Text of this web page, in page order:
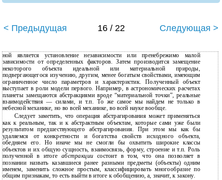
< Предыдущая 16 / 22 Следующая >
ной является установление независимости или пренебрежимо малой
зависимости от определенных факторов. Затем производится замещение
некоторого объекта идеальной или материальной природы,
подвергающегося изучению, другим, менее богатым свойствами, имеющим
ограниченное число параметров и характеристик. Полученный объект
выступает в роли модели первого. Например, в астрономических расчетах
планеты замещаются абстракциями вроде “материальной точки”, реальные
взаимодействия — силами, и т.п. То же самое мы найдем не только в
небесной механике, но во всей механике, во всей науке вообще.
Следует заметить, что операция абстрагирования может применяться
как к реальным, так и к абстрактным объектам, которые сами уже были
результатом предшествующего абстрагирования. При этом мы как бы
удаляемся от конкретности и богатства свойств исходного объекта,
обедняем его. Но иначе мы не смогли бы охватить широкие классы
объектов и их общую сущность, взаимосвязь, форму, строение и т.п. Роль
полученной в итоге абстракциисостоит в том, что она позволяет в
познании назвать казавшиеся ранее разными предметы (объекты) одним
именем, заменить сложное простым, классифицировать многообразие по
общим признакам, то есть выйти в итоге к обобщению, а, значит, к закону.